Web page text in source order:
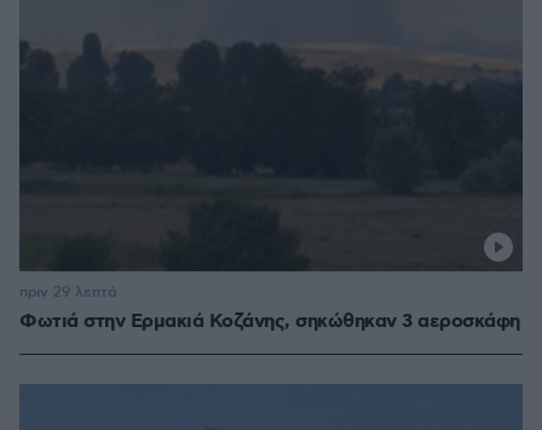
Φωτιά στην Ερμακιά Κοζάνης, σηκώθηκαν 3 αεροσκάφη
πριν 29 λεπτά